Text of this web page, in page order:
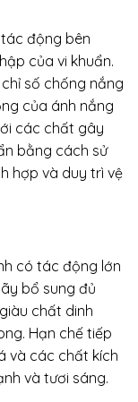
động bên
của vi khuẩn.
số chống nắng
của ánh nắng
các chất gây
bằng cách sử
hợp và duy trì vệ
có tác động lớn
bổ sung đủ
chất dinh
Hạn chế tiếp
và các chất kích
và tươi sáng.